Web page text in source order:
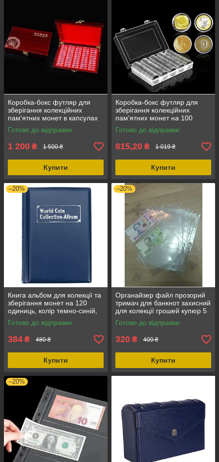
Коробка-бокс футляр для
зберігання колекційних
пам'ятних монет в капсулах
на 50 капсул, для монет до
30 мм
Готово до відправки
1 200 ₴ 1 500 ₴
Купити
Коробка-бокс футляр для
зберігання колекційних
пам'ятних монет на 100
капсул (капсули входять у
набір), новий стан
Готово до відправки
815,20 ₴ 1 019 ₴
Купити
–20%
Книга альбом для колекції та
зберігання монет на 120
одиниць, колір темно-синій,
стан новий
Готово до відправки
384 ₴ 480 ₴
Купити
–20%
Органайзер файл прозорий
тримач для банкнот захисний
для колекції грошей купюр 5
шт по 3 слота, ПВХ, прозорий
Готово до відправки
320 ₴ 400 ₴
Купити
–20%